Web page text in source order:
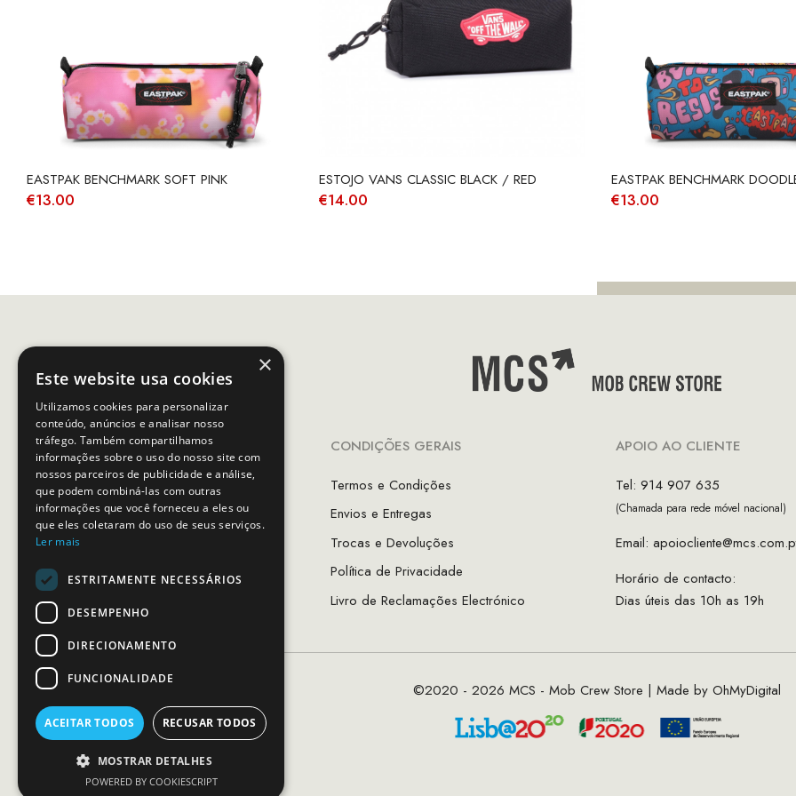
EASTPAK BENCHMARK SOFT PINK
€13.00
ESTOJO VANS CLASSIC BLACK / RED
€14.00
EASTPAK BENCHMARK
€13.00
INFORMAÇÕES
A Minha Conta
Favoritos
As Lojas MCS
Sobre Nós
Guia de Tamanhos
CONDIÇÕES GERAIS
Termos e Condições
Envios e Entregas
Trocas e Devoluções
Política de Privacidade
Livro de Reclamações Electrónico
APOIO AO CLIENTE
Tel: 914 907 635
(Chamada para rede móvel nacional)
Email:
Horário de contacto:
Dias úteis das 10h as 19h
©2020 - 2026 MCS - Mob Crew Store | Made by OhMyDigital
×
Este website usa cookies
Utilizamos cookies para personalizar
conteúdo, anúncios e analisar nosso
tráfego. Também compartilhamos
informações sobre o uso do nosso site com
nossos parceiros de publicidade e análise,
que podem combiná-las com outras
informações que você forneceu a eles ou
que eles coletaram do uso de seus serviços.
Ler mais
ESTRITAMENTE NECESSÁRIOS
DESEMPENHO
DIRECIONAMENTO
FUNCIONALIDADE
ACEITAR TODOS RECUSAR TODOS
MOSTRAR DETALHES
POWERED BY COOKIESCRIPT